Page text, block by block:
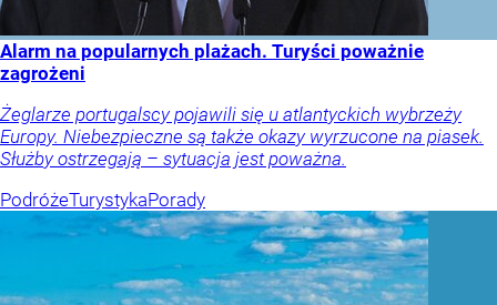
Alarm na popularnych plażach. Turyści poważnie
zagrożeni
Żeglarze portugalscy pojawili się u atlantyckich wybrzeży
Europy. Niebezpieczne są także okazy wyrzucone na piasek.
Służby ostrzegają – sytuacja jest poważna.
PodróżeTurystykaPorady